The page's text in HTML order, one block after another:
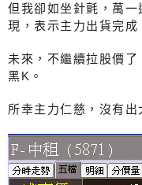
但我卻如坐針氈，萬
現，表示主力出貨完成
未來，不繼續拉股價
黑K。
所幸主力仁慈，沒有出